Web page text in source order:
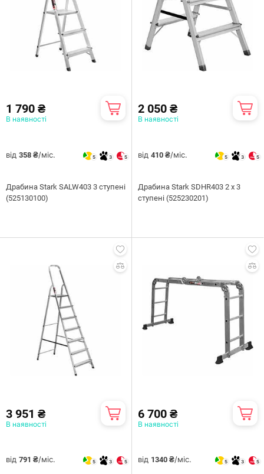
1 790 ₴
В наявності
від 358 ₴/міс. 5 3 5
Драбина Stark SALW403 3 ступені
(525130100)
2 050 ₴
В наявності
від 410 ₴/міс. 5 3 5
Драбина Stark SDHR403 2 х 3
ступені (525230201)
3 951 ₴
В наявності
від 791 ₴/міс. 5 3 5
6 700 ₴
В наявності
від 1340 ₴/міс. 5 3 5